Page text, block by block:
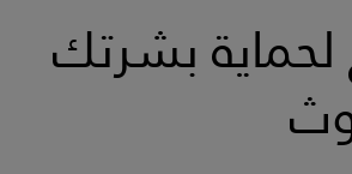
لحماية بشرتك